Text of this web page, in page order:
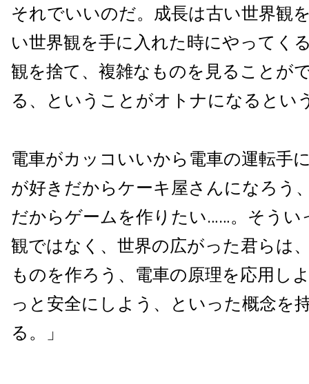
それでいいのだ。成長は古い世界観
い世界観を手に入れた時にやってく
観を捨て、複雑なものを見ることが
る、ということがオトナになるとい
電車がカッコいいから電車の運転手
が好きだからケーキ屋さんになろう
だからゲームを作りたい……。そうい
観ではなく、世界の広がった君らは
ものを作ろう、電車の原理を応用し
っと安全にしよう、といった概念を
る。」